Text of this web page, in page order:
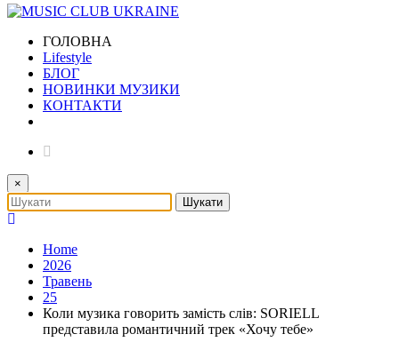
ГОЛОВНА
Lifestyle
БЛОГ
НОВИНКИ МУЗИКИ
КОНТАКТИ
×
Home
2026
Травень
25
Коли музика говорить замість слів: SORIELL
представила романтичний трек «Хочу тебе»